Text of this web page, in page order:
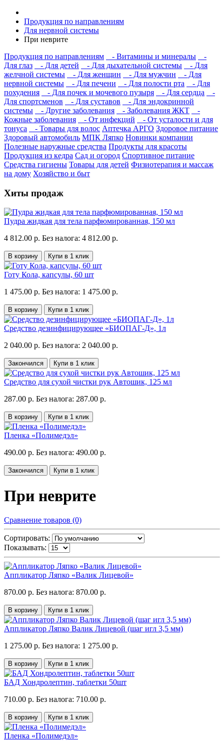
Продукция по направлениям
Для нервной системы
При неврите
Продукция по направлениям
- Витамины и минералы
-
Для глаз
- Для детей - Для дыхательной системы
- Для
желчной системы
- Для женщин - Для мужчин
- Для
нервной системы
- Для печени - Для полости рта
- Для
похудения
- Для почек и мочевого пузыря - Для сердца
-
Для спортсменов
- Для суставов
- Для эндокринной
системы
- Другие заболевания - Заболевания ЖКТ
-
Кожные заболевания
- От инфекций
- От усталости и для
тонуса
- Товары для волос Аптечка АРГО Здоровое питание
Здоровый автомобиль МПК Ляпко Новинки компании
Полезные наружные средства Продукты для красоты
Продукция из кедра Сад и огород Спортивное питание
Средства гигиены Товары для детей Физиотерапия и массаж
на дому Хозяйство и быт
Хиты продаж
Пудра жидкая для тела парфюмированная, 150 мл
4 812.00 р. Без налога: 4 812.00 р.
В корзину Купи в 1 клик
Готу Кола, капсулы, 60 шт
1 475.00 р. Без налога: 1 475.00 р.
В корзину Купи в 1 клик
Средство дезинфицирующее «БИОПАГ-Д», 1л
2 040.00 р. Без налога: 2 040.00 р.
Закончился Купи в 1 клик
Средство для сухой чистки рук Автошик, 125 мл
287.00 р. Без налога: 287.00 р.
В корзину Купи в 1 клик
Пленка «Полимедэл»
490.00 р. Без налога: 490.00 р.
Закончился Купи в 1 клик
При неврите
Сравнение товаров (0)
Сортировать:
Показывать:
Аппликатор Ляпко «Валик Лицевой»
870.00 р. Без налога: 870.00 р.
В корзину Купи в 1 клик
Аппликатор Ляпко Валик Лицевой (шаг игл 3,5 мм)
1 275.00 р. Без налога: 1 275.00 р.
В корзину Купи в 1 клик
БАД Хондролептин, таблетки 50шт
710.00 р. Без налога: 710.00 р.
В корзину Купи в 1 клик
Пленка «Полимедэл»